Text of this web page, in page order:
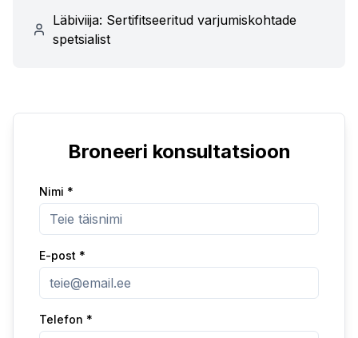
Läbiviija: Sertifitseeritud varjumiskohtade
spetsialist
Broneeri konsultatsioon
Nimi *
E-post *
Telefon *